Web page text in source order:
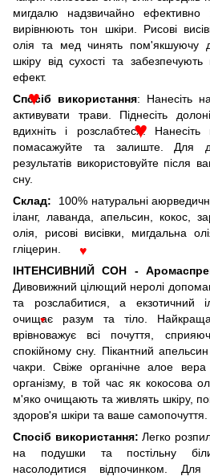
мигдалю надзвичайно ефективно
вирівнюють тон шкіри. Рисові
олія та мед чинять пом'якшуючу
шкіру від сухості та
ефект.
Спосіб використання: Нанесіть
активувати трави. Піднесіть
вдихніть і розслабтеся.
помасажуйте та залиште. Для
результатів використовуйте після
сну.
Склад:
100% натуральні
іланг, лаванда, апельсин, кокос,
олія, рисові висівки, мигдальна
гліцерин.
ІНТЕНСИВНИЙ СОН -
Дивовижний цілющий неролі
та розслабитися, а екзотичний
очищає разум та тіло.
врівноважує всі почуття,
спокійному сну. Пікантний
чакри. Свіже органічне алое
організму, в той час як кокосова
м'яко очищають та живлять шкіру,
здоров'я шкіри та ваше самопочуття.
Спосіб використання: Легко
на подушки та постільну
насолодитися відпочинком.
♥
♥
♥